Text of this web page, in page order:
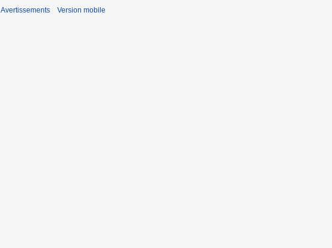
Avertissements Version mobile